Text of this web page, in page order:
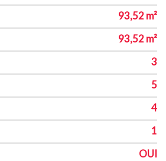
93,52 m²
93,52 m²
3
5
4
1
OUI